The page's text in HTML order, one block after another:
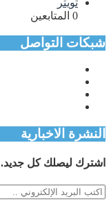
تويتر
0 المتابعين
شبكات التواصل
النشرة الاخبارية
اشترك ليصلك كل جديد.